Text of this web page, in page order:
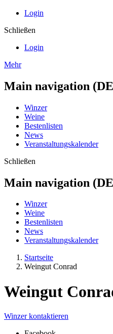
Login
Schließen
Login
Mehr
Main navigation
Winzer
Weine
Bestenlisten
News
Veranstaltungskalender
Schließen
Main navigation
Winzer
Weine
Bestenlisten
News
Veranstaltungskalender
Startseite
Weingut Conrad
Weingut
Winzer kontaktieren